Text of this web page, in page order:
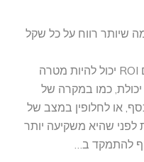
שיותר רווח על כל שקל
חשוב מאוד להבין ולזכור שמקסום ROI יכול להיות מטרה
כמו במקרה של
או לחלופין במצב של
לפני שהיא משקיעה יותר
להתמקד ב…